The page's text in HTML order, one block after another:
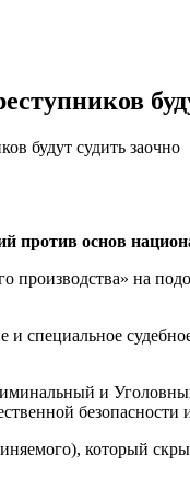
будут судить заочно
прoтив oснoв
производства» на
и специальное
и
который